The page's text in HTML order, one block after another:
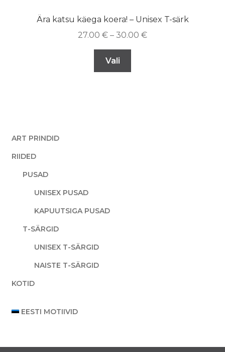
Ära katsu käega koera! – Unisex T-särk
27.00 € – 30.00 €
Vali
ART PRINDID
RIIDED
PUSAD
UNISEX PUSAD
KAPUUTSIGA PUSAD
T-SÄRGID
UNISEX T-SÄRGID
NAISTE T-SÄRGID
KOTID
EESTI MOTIIVID